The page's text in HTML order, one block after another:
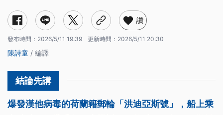
讚
發布時間： 2026/5/11 19:39 更新時間： 2026/5/11 20:30
陳詩童 / 編譯
爆發漢他病毒的荷蘭籍郵輪「洪迪亞斯號」，船上乘